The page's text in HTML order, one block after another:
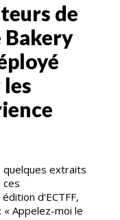
de
quelques extraits
ces
d’ECTFF,
Appelez-moi le